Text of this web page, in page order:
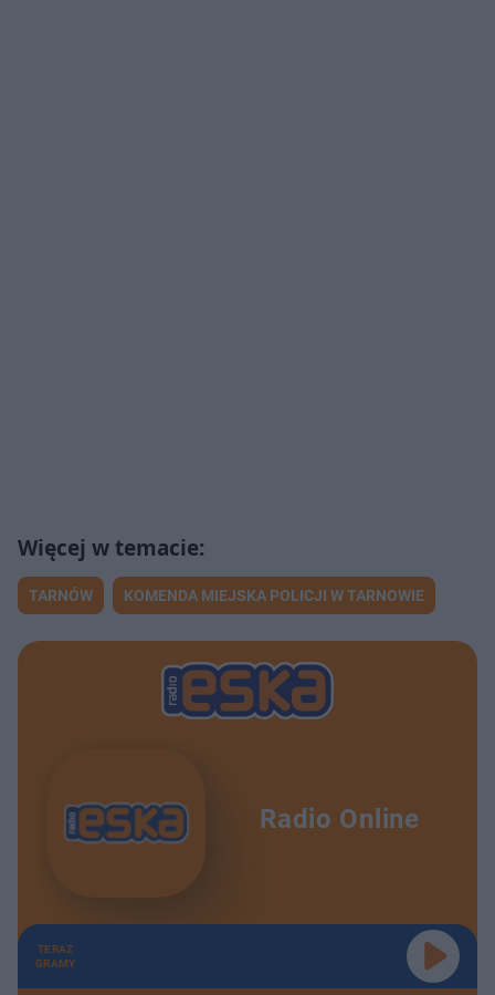
TARNÓW KOMENDA MIEJSKA POLICJI W TARNOWIE
Radio Online
TERAZ
GRAMY